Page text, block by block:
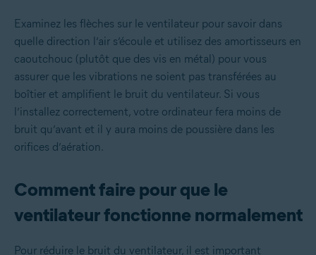
Examinez les flèches sur le ventilateur pour savoir dans
quelle direction l’air s’écoule et utilisez des amortisseurs en
caoutchouc (plutôt que des vis en métal) pour vous
assurer que les vibrations ne soient pas transférées au
boîtier et amplifient le bruit du ventilateur. Si vous
l’installez correctement, votre ordinateur fera moins de
bruit qu’avant et il y aura moins de poussière dans les
orifices d’aération.
Comment faire pour que le
ventilateur fonctionne normalement
Pour réduire le bruit du ventilateur, il est important